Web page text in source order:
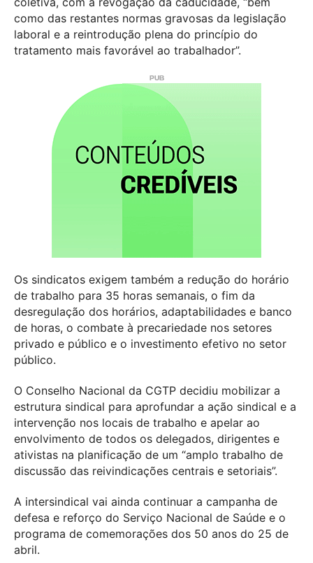
como das restantes normas gravosas da legislação
laboral e a reintrodução plena do princípio do
tratamento mais favorável ao trabalhador”.
Os sindicatos exigem também a redução do horário
de trabalho para 35 horas semanais, o fim da
desregulação dos horários, adaptabilidades e banco
de horas, o combate à precariedade nos setores
privado e público e o investimento efetivo no setor
público.
O Conselho Nacional da CGTP decidiu mobilizar a
estrutura sindical para aprofundar a ação sindical e a
intervenção nos locais de trabalho e apelar ao
envolvimento de todos os delegados, dirigentes e
ativistas na planificação de um “amplo trabalho de
discussão das reivindicações centrais e setoriais”.
A intersindical vai ainda continuar a campanha de
defesa e reforço do Serviço Nacional de Saúde e o
programa de comemorações dos 50 anos do 25 de
abril.